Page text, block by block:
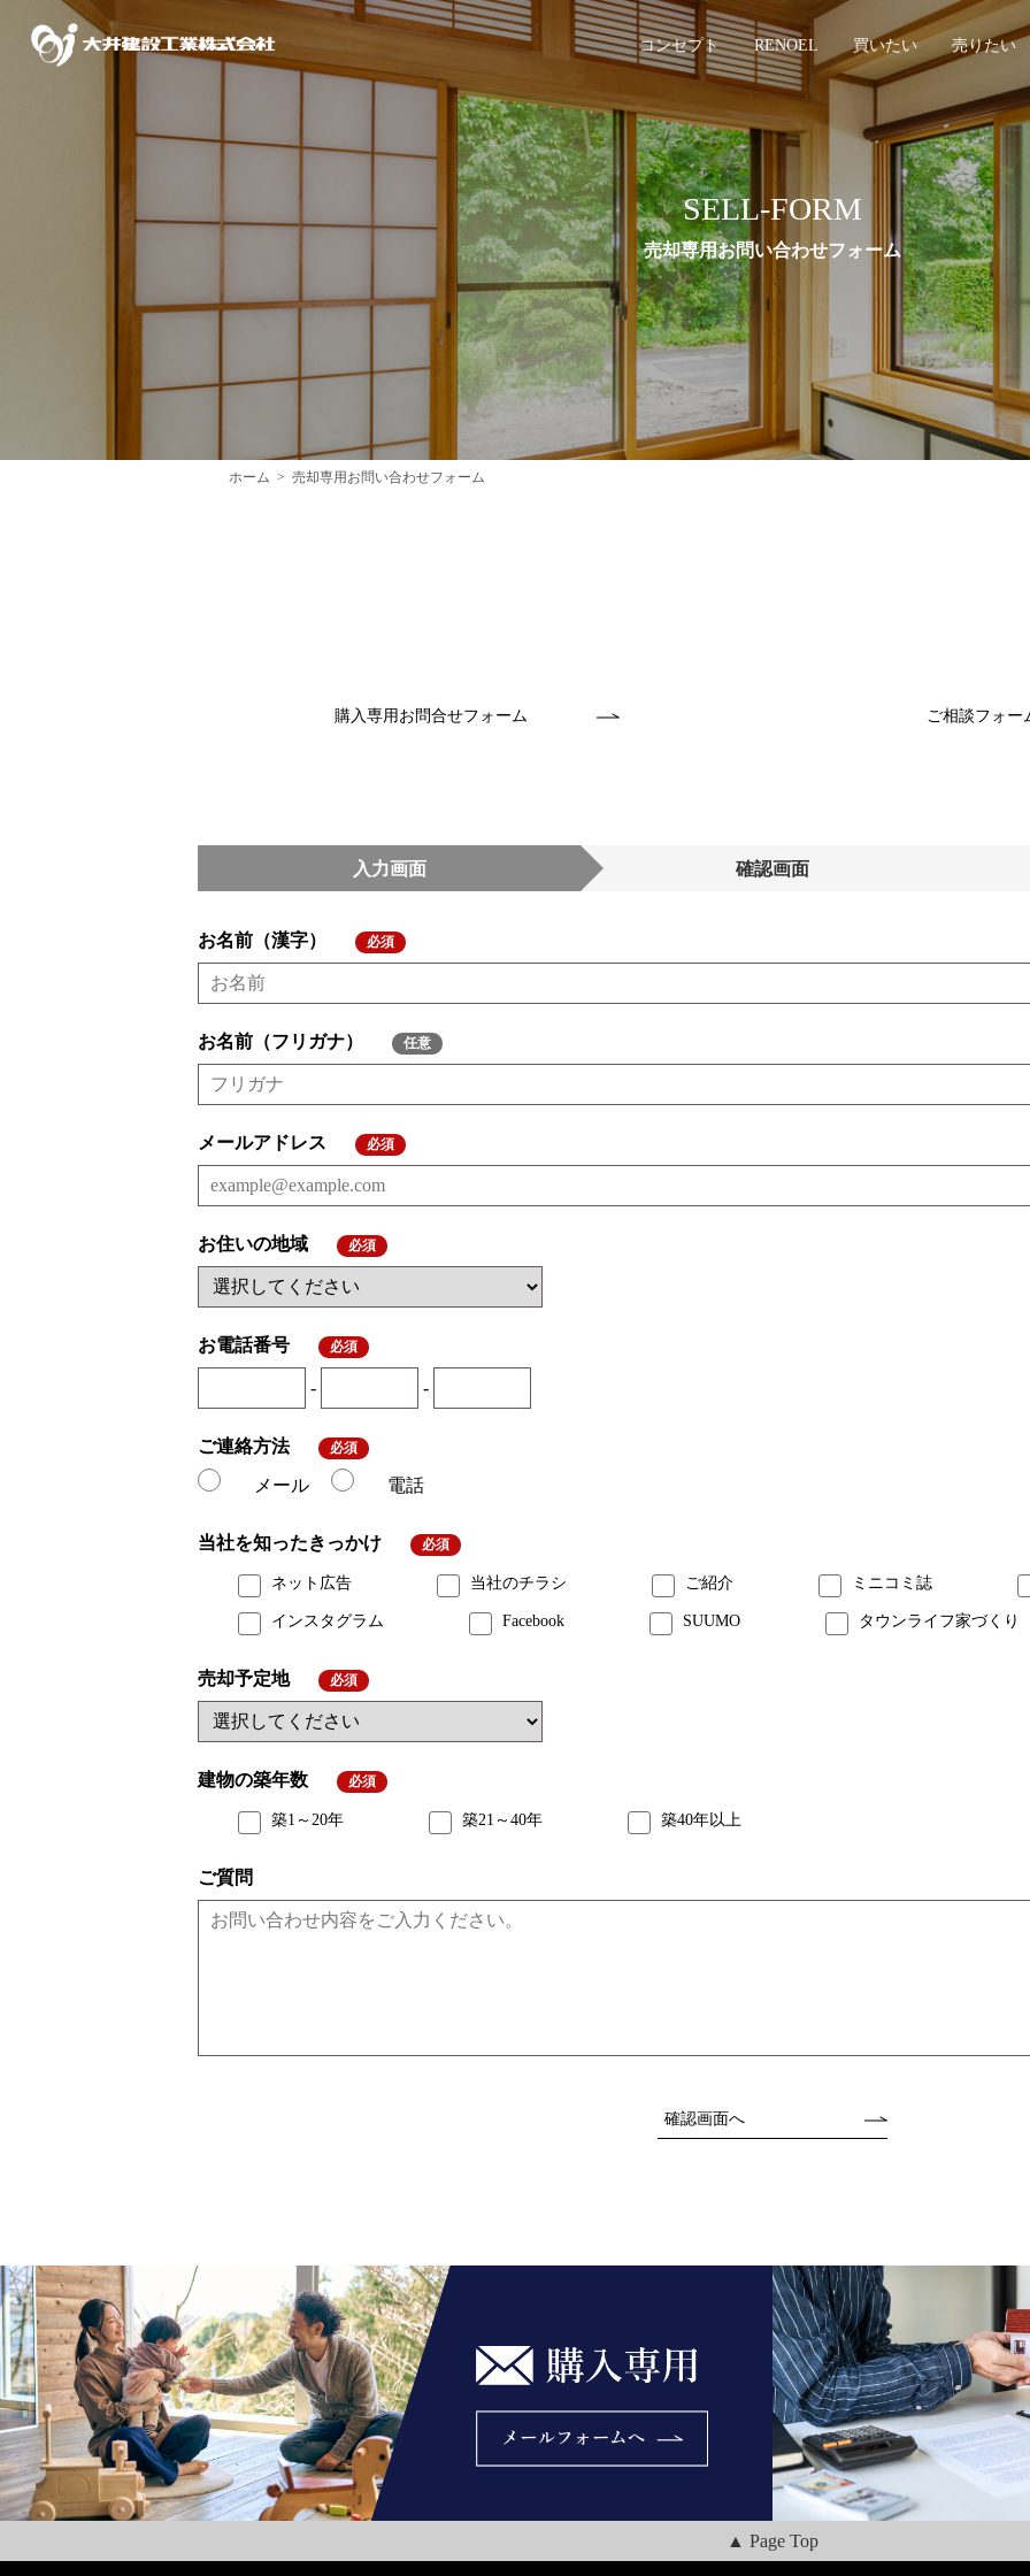
コンセプト RENOEL 買いたい 売りたい
SELL-FORM
売却専用お問い合わせフォーム
ホーム 売却専用お問い合わせフォーム
購入専用お問合せフォーム ご相談フォー
入力画面 確認画面
お名前（漢字） 必須
お名前（フリガナ） 任意
メールアドレス 必須
お住いの地域 必須
お電話番号 必須
- -
ご連絡方法 必須
メール 電話
当社を知ったきっかけ 必須
ネット広告 当社のチラシ ご紹介 ミニコミ誌
インスタグラム Facebook SUUMO タウンライフ家づくり
売却予定地 必須
建物の築年数 必須
築1～20年 築21～40年 築40年以上
ご質問
▲ Page Top